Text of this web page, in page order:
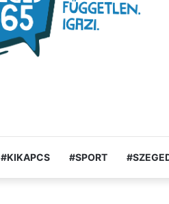
#KIKAPCS #SPORT